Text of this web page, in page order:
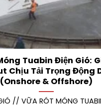
Tuabin Điện Gió:
Chịu Tải Trọng Động
(Onshore & Offshore)
// VỮA RÓT MÓNG